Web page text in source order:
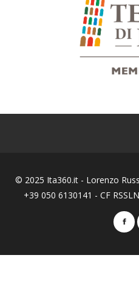
© 2025 Ita360.it - Lorenzo
+39 050 6130141 - CF